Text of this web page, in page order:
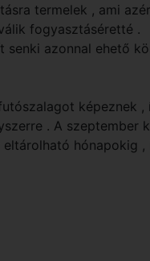
termelek , ami
fogyasztáséretté .
senki azonnal ehető
képeznek
. A szeptember
hónapokig